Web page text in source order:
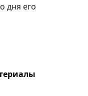
дня его